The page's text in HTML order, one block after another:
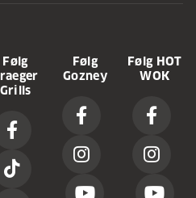
Følg
Grills
Følg
Gozney
Følg HOT
WOK